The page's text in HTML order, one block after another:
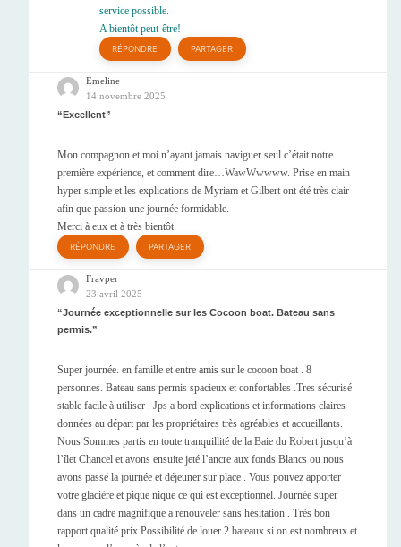
service possible.
A bientôt peut-être!
RÉPONDRE PARTAGER
Emeline
14 novembre 2025
Excellent
Mon compagnon et moi n’ayant jamais naviguer seul c’était notre
première expérience, et comment dire…WawWwwww. Prise en main
hyper simple et les explications de Myriam et Gilbert ont été très clair
afin que passion une journée formidable.
Merci à eux et à très bientôt
RÉPONDRE PARTAGER
Fravper
23 avril 2025
Journée exceptionnelle sur les Cocoon boat. Bateau sans
permis.
Super journée. en famille et entre amis sur le cocoon boat . 8
personnes. Bateau sans permis spacieux et confortables .Tres sécurisé
stable facile à utiliser . Jps a bord explications et informations claires
données au départ par les propriétaires très agréables et accueillants.
Nous Sommes partis en toute tranquillité de la Baie du Robert jusqu’à
l’îlet Chancel et avons ensuite jeté l’ancre aux fonds Blancs ou nous
avons passé la journée et déjeuner sur place . Vous pouvez apporter
votre glacière et pique nique ce qui est exceptionnel. Journée super
dans un cadre magnifique a renouveler sans hésitation . Très bon
rapport qualité prix Possibilité de louer 2 bateaux si on est nombreux et